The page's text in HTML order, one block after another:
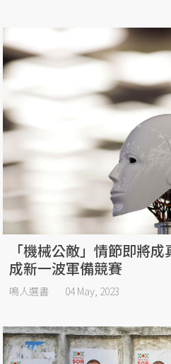
「機械公敵」情節即將
成新一波軍備競賽
鳴人選書 04 May, 2023